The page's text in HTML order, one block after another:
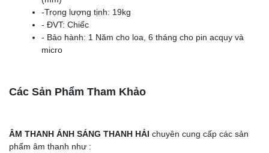
-Trọng lượng tịnh: 19kg
- ĐVT: Chiếc
- Bảo hành: 1 Năm cho loa, 6 tháng cho pin acquy và
micro
Các Sản Phẩm Tham Khảo
ÂM THANH ÁNH SÁNG THANH HẢI chuyên cung cấp các sản
phẩm âm thanh như :